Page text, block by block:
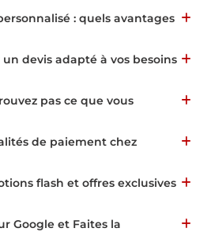
: quels avantages
devis adapté à vos besoins
pas ce que vous
de paiement chez
flash et offres exclusives
Google et Faites la